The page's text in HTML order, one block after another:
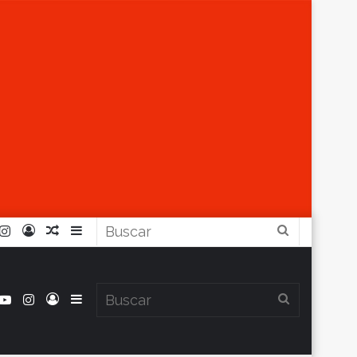
Barra
Artículo
Iniciar
Instagram
Barra
Iniciar
Instagram
YouTube